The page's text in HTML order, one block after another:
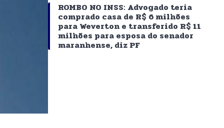
ROMBO NO INSS: Advogado teria
comprado casa de R$ 6 milhões
para Weverton e transferido R$ 11
milhões para esposa do senador
maranhense, diz PF